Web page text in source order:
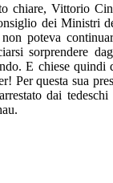
chiare, Vittorio
dei Ministri
poteva
sorprendere
E chiese quindi
Per questa sua
dai tedeschi